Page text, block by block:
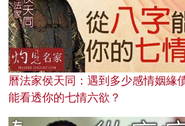
曆法家侯天同：遇到多少感情姻緣
能看透你的七情六欲？